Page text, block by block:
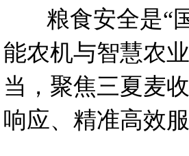
粮食安全是“国
能农机与智慧农
当，聚焦三夏麦
响应、精准高效